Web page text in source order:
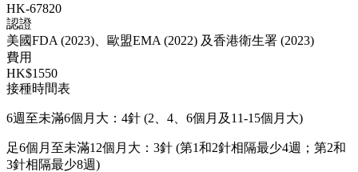
HK-67820
認證
美國FDA (2023)、歐盟EMA (2022) 及香港衛生署 (2023)
費用
HK$1550
接種時間表
6週至未滿6個月大：4針 (2、4、6個月及11-15個月大)
足6個月至未滿12個月大：3針 (第1和2針相隔最少4週；第2和
3針相隔最少8週)